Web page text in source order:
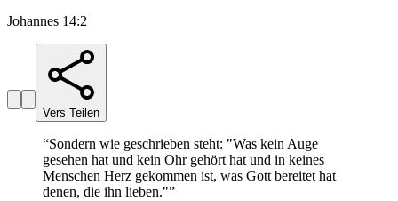
Johannes 14:2
Vers Teilen
“Sondern wie geschrieben steht: "Was kein Auge
gesehen hat und kein Ohr gehört hat und in keines
Menschen Herz gekommen ist, was Gott bereitet hat
denen, die ihn lieben."”